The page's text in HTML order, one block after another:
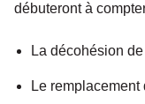
débuteront à
La décohésion
Le